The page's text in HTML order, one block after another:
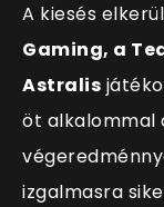
A kiesés
Gaming, a
Astralis
öt alkalommal
izgalmasra